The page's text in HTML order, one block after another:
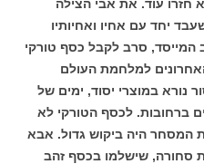
חזרו עוד. את אבי הצילה
יחד עם אחיו ואחיותיו
סרב לקבל כסף טורקי
למלחמת העולם
נורא במוצרי יסוד, ימים של
ברחובות. לכסף הטורקי לא
המסחר היה ביקוש גדול. אבא
סחורה, שישלמו בכסף זהב